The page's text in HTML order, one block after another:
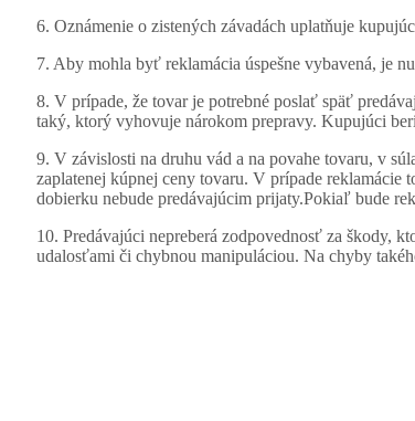
6. Oznámenie o zistených závadách uplatňuje
7. Aby mohla byť reklamácia úspešne vybavená, je
8. V prípade, že tovar je potrebné poslať späť
taký, ktorý vyhovuje nárokom prepravy. Kupujúci
9. V závislosti na druhu vád a na povahe tovaru, v
zaplatenej kúpnej ceny tovaru. V prípade reklamácie
dobierku nebude predávajúcim prijaty.Pokiaľ bude
10. Predávajúci nepreberá zodpovednosť za škody,
udalosťami či chybnou manipuláciou. Na chyby